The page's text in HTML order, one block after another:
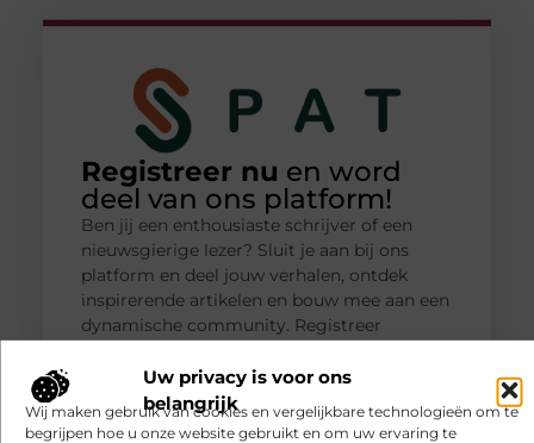
Uw privacy is voor ons
belangrijk
Wij maken gebruik van cookies en vergelijkbare technologieën om te
begrijpen hoe u onze website gebruikt en om uw ervaring te
Registreer nu en word
deel van ons platform!
Ben jij een enthousiaste schrijver of een
nieuwsgierige lezer? Sluit je aan bij ons
platform en deel jouw verhalen, ontdek
inspirerende artikelen en bouw mee aan een
dynamische community. Registreer
Registreer nu!